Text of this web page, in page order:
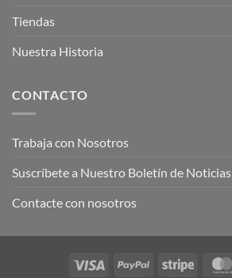
Tiendas
Nuestra Historia
CONTACTO
Trabaja con Nosotros
Suscríbete a Nuestro Boletín de Noticias
Contacte con nosotros
Visa PayPal Stripe